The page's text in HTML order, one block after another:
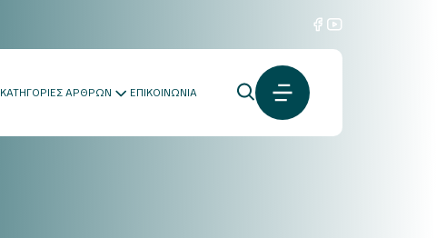
ΚΑΤΗΓΟΡΙΕΣ ΑΡΘΡΩΝ ΕΠΙΚΟΙΝΩΝΙΑ